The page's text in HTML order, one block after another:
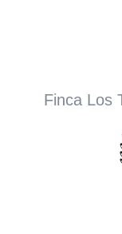
Finca Los